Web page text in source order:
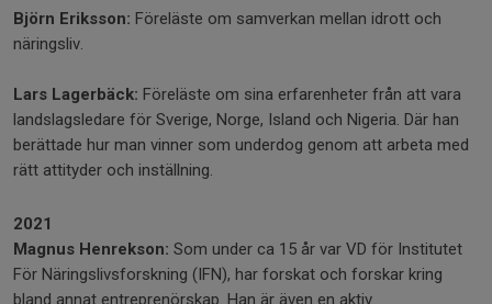
Björn Eriksson: Föreläste om samverkan mellan idrott och
näringsliv.
Lars Lagerbäck: Föreläste om sina erfarenheter från att vara
landslagsledare för Sverige, Norge, Island och Nigeria. Där han
berättade hur man vinner som underdog genom att arbeta med
rätt attityder och inställning.
2021
Magnus Henrekson: Som under ca 15 år var VD för Institutet
För Näringslivsforskning (IFN), har forskat och forskar kring
bland annat entreprenörskap. Han är även en aktiv